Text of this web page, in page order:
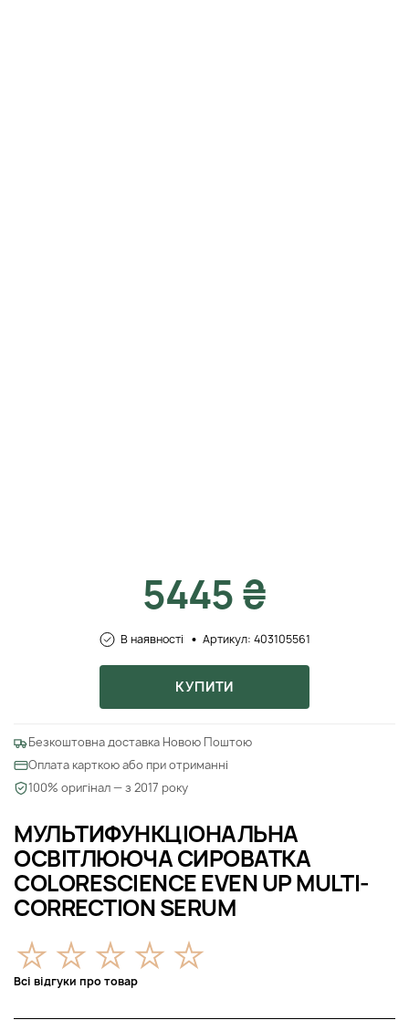
МУЛЬТИФУНКЦІОНАЛЬНА
ОСВІТЛЮЮЧА СИРОВАТКА
COLORESCIENCE EVEN UP MULTI-
CORRECTION SERUM
Всі відгуки про товар
5445 ₴
В наявності Артикул: 403105561
КУПИТИ
Безкоштовна доставка Новою Поштою
Оплата карткою або при отриманні
100% оригінал — з 2017 року